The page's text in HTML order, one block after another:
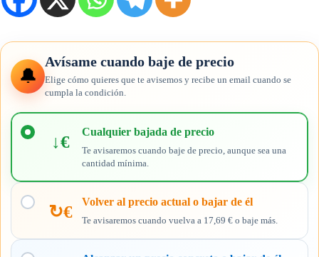
🔔
Avísame cuando baje de precio
Elige cómo quieres que te avisemos y recibe un email cuando se
cumpla la condición.
Elige
cuándo
quieres
aviso
↓€
Cualquier bajada de precio
Te avisaremos cuando baje de precio, aunque sea una
cantidad mínima.
↻€
Volver al precio actual o bajar de él
Te avisaremos cuando vuelva a 17,69 € o baje más.